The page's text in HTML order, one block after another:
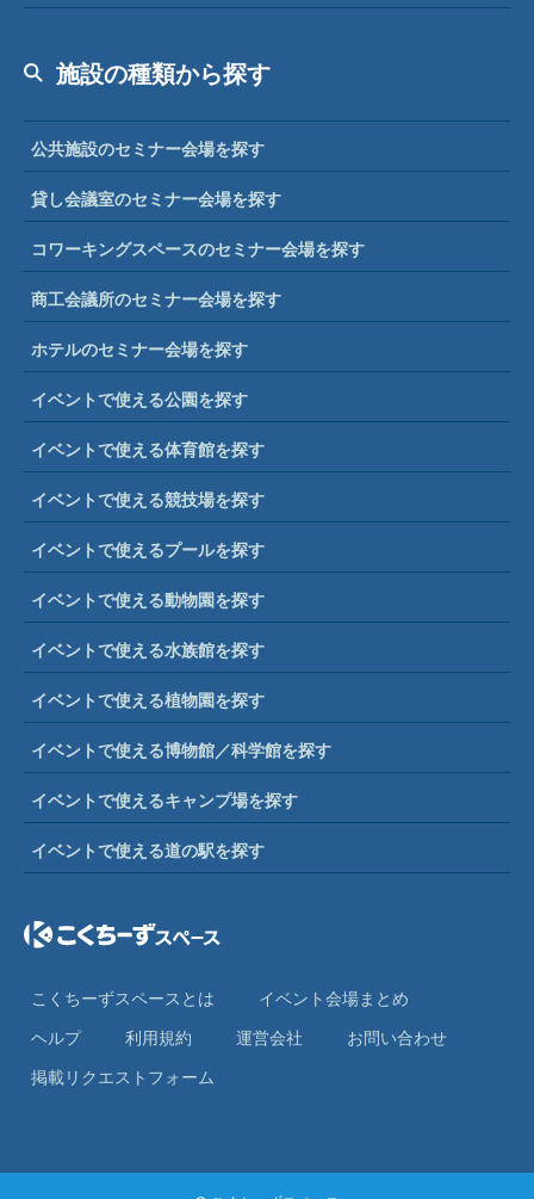
施設の種類から探す
公共施設のセミナー会場を探す
貸し会議室のセミナー会場を探す
コワーキングスペースのセミナー会場を探す
商工会議所のセミナー会場を探す
ホテルのセミナー会場を探す
イベントで使える公園を探す
イベントで使える体育館を探す
イベントで使える競技場を探す
イベントで使えるプールを探す
イベントで使える動物園を探す
イベントで使える水族館を探す
イベントで使える植物園を探す
イベントで使える博物館／科学館を探す
イベントで使えるキャンプ場を探す
イベントで使える道の駅を探す
こくちーずスペースとは
イベント会場まとめ
ヘルプ
利⽤規約 運営会社
お問い合わせ
掲載リクエストフォーム